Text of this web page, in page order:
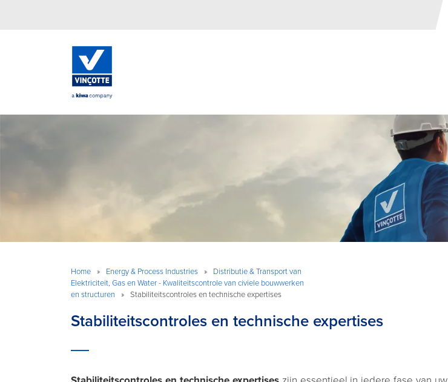
Home » Energy & Process Industries »
Distributie & Transport van
Elektriciteit, Gas en Water - Kwaliteitscontrole van civiele bouwwerken
en structuren
» Stabiliteitscontroles en technische expertises
Stabiliteitscontroles en technische expertises